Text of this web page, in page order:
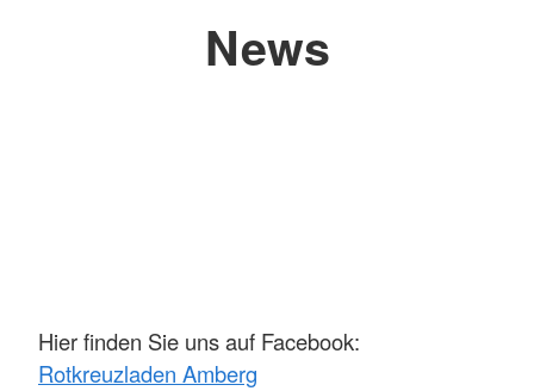
News
Hier finden Sie uns auf Facebook:
Rotkreuzladen Amberg